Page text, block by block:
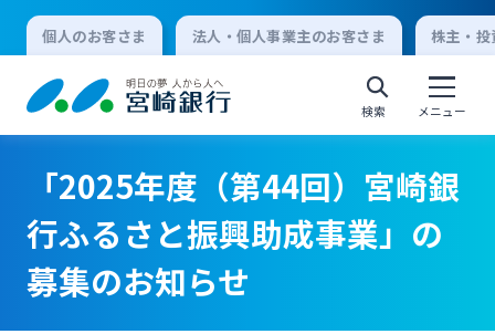
個人のお客さま 法人・個人事業主のお客さま 株主・
検索 メニュー
個人向けインターネットバンキング
ログオン
「2025年度（第44回）宮崎銀
行ふるさと振興助成事業」の
募集のお知らせ